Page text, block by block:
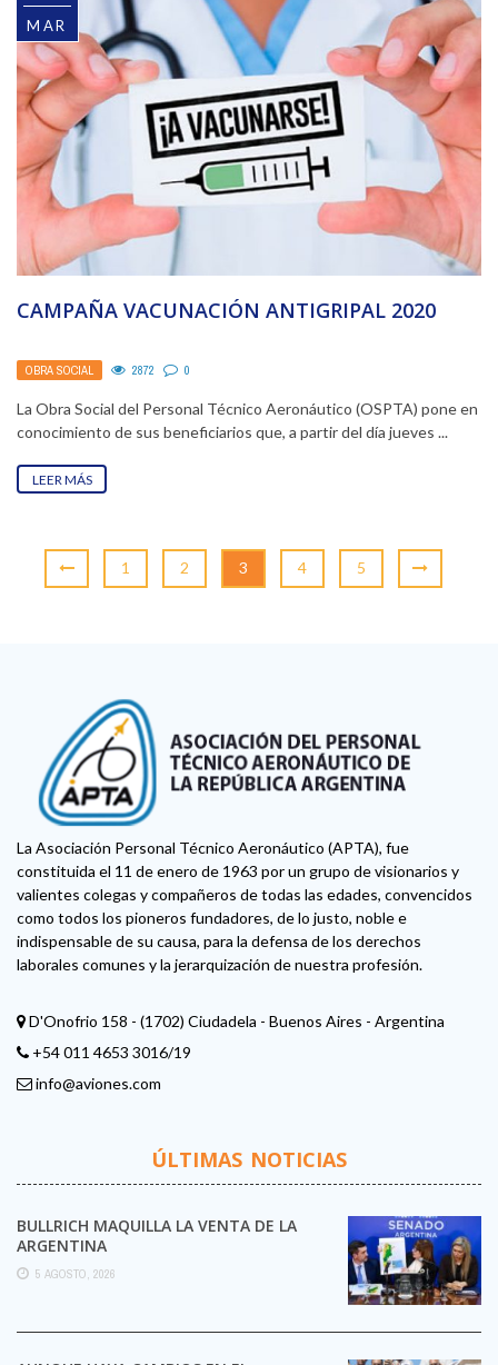
MAR
CAMPAÑA VACUNACIÓN ANTIGRIPAL 2020
OBRA SOCIAL 2872 0
La Obra Social del Personal Técnico Aeronáutico (OSPTA) pone en
conocimiento de sus beneficiarios que, a partir del día jueves ...
LEER MÁS
1 2 3 4 5
La Asociación Personal Técnico Aeronáutico (APTA), fue
constituida el 11 de enero de 1963 por un grupo de visionarios y
valientes colegas y compañeros de todas las edades, convencidos
como todos los pioneros fundadores, de lo justo, noble e
indispensable de su causa, para la defensa de los derechos
laborales comunes y la jerarquización de nuestra profesión.
D'Onofrio 158 - (1702) Ciudadela - Buenos Aires - Argentina
+54 011 4653 3016/19
info@aviones.com
ÚLTIMAS NOTICIAS
BULLRICH MAQUILLA LA VENTA DE LA
ARGENTINA
5 AGOSTO, 2026